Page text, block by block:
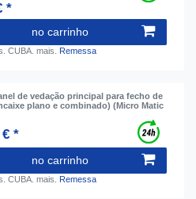
*
no carrinho
CUBA. mais. Remessa
de vedação principal para fecho de
plano e combinado) (Micro Matic
€ *
no carrinho
CUBA. mais. Remessa